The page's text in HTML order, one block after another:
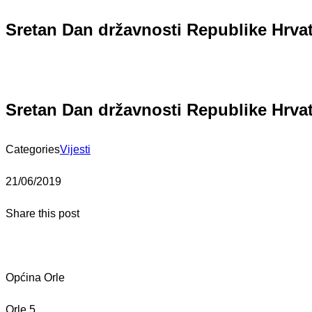
Sretan Dan državnosti Republike
Sretan Dan državnosti Republike
CategoriesVijesti
21/06/2019
Share this post
Općina Orle
Orle 5